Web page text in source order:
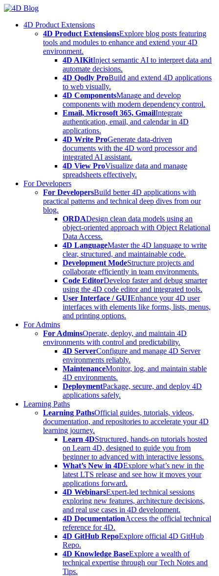
Skip
content4D Product Extensions
4D Product ExtensionsExplore blog posts featuring
tools and modules to enhance and extend your 4D
environment.
4D AIKitInject semantic AI to interpret data and
automate decisions.
4D Qodly ProBuild and extend 4D applications
to web visually.
4D ComponentsManage and develop
components with modern dependency control.
Email, Microsoft 365, GmailIntegrate
authentication, email, and calendar in 4D
applications.
4D Write ProGenerate data-driven
documents with the 4D word processor and
integrated AI assistant.
4D View ProVisualize data and manage
spreadsheets effectively.
For Developers
For DevelopersBuild better 4D applications with
practical patterns and technical deep dives from our
blog.
ORDADesign clean data models using an
object-oriented approach with Object Relational
Data Access.
4D LanguageMaster the 4D language to write
clear, structured, and maintainable code.
Development ModeStructure projects and
collaborate efficiently in team environments.
Code EditorDevelop faster and debug smarter
using the 4D code editor and integrated tools.
User Interface / GUIEnhance your 4D user
interfaces with elements like forms, lists, menus,
and printing options.
For Admins
For AdminsOperate, deploy, and maintain 4D
environments with control and predictability.
4D ServerConfigure and manage 4D Server
environments reliably.
MaintenanceMonitor, log, and maintain stable
4D environments.
DeploymentPackage, secure, and deploy 4D
applications safely.
Learning Paths
Learning PathsOfficial guides, tutorials, videos,
documentation, and repositories to accelerate your 4D
learning journey.
Learn 4DStructured, hands-on tutorials hosted
on Learn 4D, designed to guide you from
beginner to advanced with interactive lessons.
What’s New in 4DExplore what’s new in the
latest LTS release and see how it moves your
applications forward.
4D WebinarsExpert-led technical sessions
exploring new features, architecture decisions,
and real use cases in 4D development.
4D DocumentationAccess the official technical
reference for 4D.
4D GitHub RepoExplore official 4D GitHub
Repo.
4D Knowledge BaseExplore a wealth of
technical expertise through our Tech Notes and
Tips.